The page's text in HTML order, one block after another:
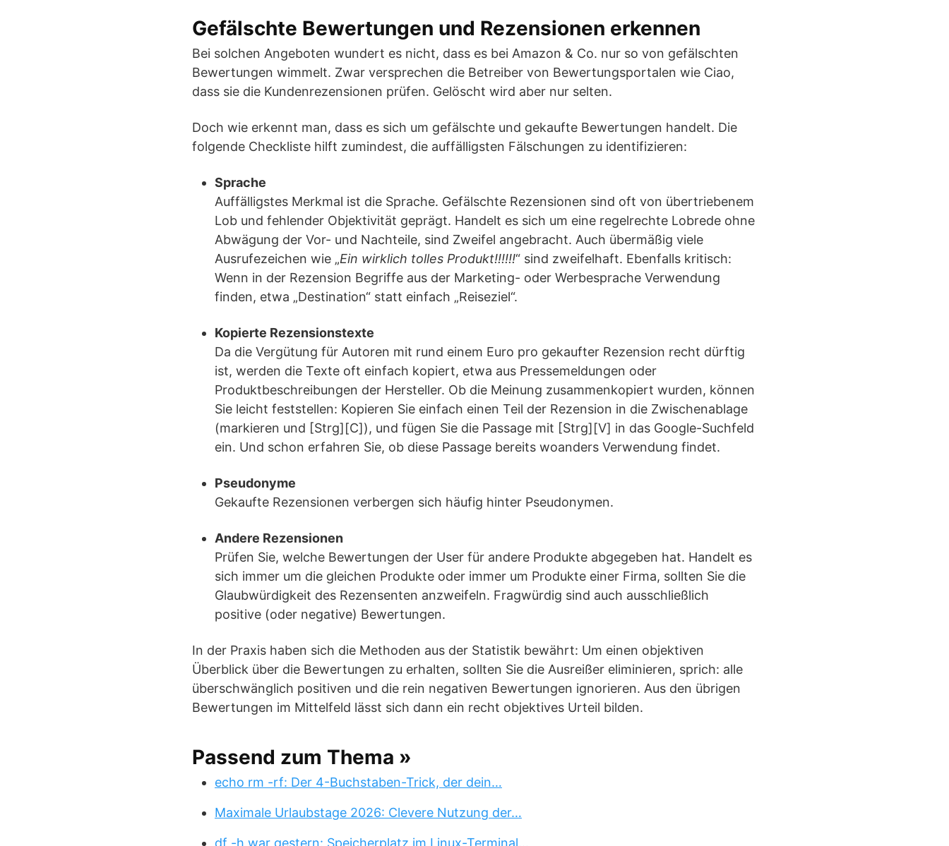
Gefälschte Bewertungen und Rezensionen erkennen
Bei solchen Angeboten wundert es nicht, dass es bei Amazon & Co. nur so von gefälschten
Bewertungen wimmelt. Zwar versprechen die Betreiber von Bewertungsportalen wie Ciao,
dass sie die Kundenrezensionen prüfen. Gelöscht wird aber nur selten.
Doch wie erkennt man, dass es sich um gefälschte und gekaufte Bewertungen handelt. Die
folgende Checkliste hilft zumindest, die auffälligsten Fälschungen zu identifizieren:
Sprache
Auffälligstes Merkmal ist die Sprache. Gefälschte Rezensionen sind oft von übertriebenem
Lob und fehlender Objektivität geprägt. Handelt es sich um eine regelrechte Lobrede ohne
Abwägung der Vor- und Nachteile, sind Zweifel angebracht. Auch übermäßig viele
Ausrufezeichen wie „Ein wirklich tolles Produkt!!!!!!“ sind zweifelhaft. Ebenfalls kritisch:
Wenn in der Rezension Begriffe aus der Marketing- oder Werbesprache Verwendung
finden, etwa „Destination“ statt einfach „Reiseziel“.
Kopierte Rezensionstexte
Da die Vergütung für Autoren mit rund einem Euro pro gekaufter Rezension recht dürftig
ist, werden die Texte oft einfach kopiert, etwa aus Pressemeldungen oder
Produktbeschreibungen der Hersteller. Ob die Meinung zusammenkopiert wurden, können
Sie leicht feststellen: Kopieren Sie einfach einen Teil der Rezension in die Zwischenablage
(markieren und [Strg][C]), und fügen Sie die Passage mit [Strg][V] in das Google-Suchfeld
ein. Und schon erfahren Sie, ob diese Passage bereits woanders Verwendung findet.
Pseudonyme
Gekaufte Rezensionen verbergen sich häufig hinter Pseudonymen.
Andere Rezensionen
Prüfen Sie, welche Bewertungen der User für andere Produkte abgegeben hat. Handelt es
sich immer um die gleichen Produkte oder immer um Produkte einer Firma, sollten Sie die
Glaubwürdigkeit des Rezensenten anzweifeln. Fragwürdig sind auch ausschließlich
positive (oder negative) Bewertungen.
In der Praxis haben sich die Methoden aus der Statistik bewährt: Um einen objektiven
Überblick über die Bewertungen zu erhalten, sollten Sie die Ausreißer eliminieren, sprich: alle
überschwänglich positiven und die rein negativen Bewertungen ignorieren. Aus den übrigen
Bewertungen im Mittelfeld lässt sich dann ein recht objektives Urteil bilden.
Passend zum Thema »
echo rm -rf: Der 4-Buchstaben-Trick, der dein…
Maximale Urlaubstage 2026: Clevere Nutzung der…
df -h war gestern: Speicherplatz im Linux-Terminal…